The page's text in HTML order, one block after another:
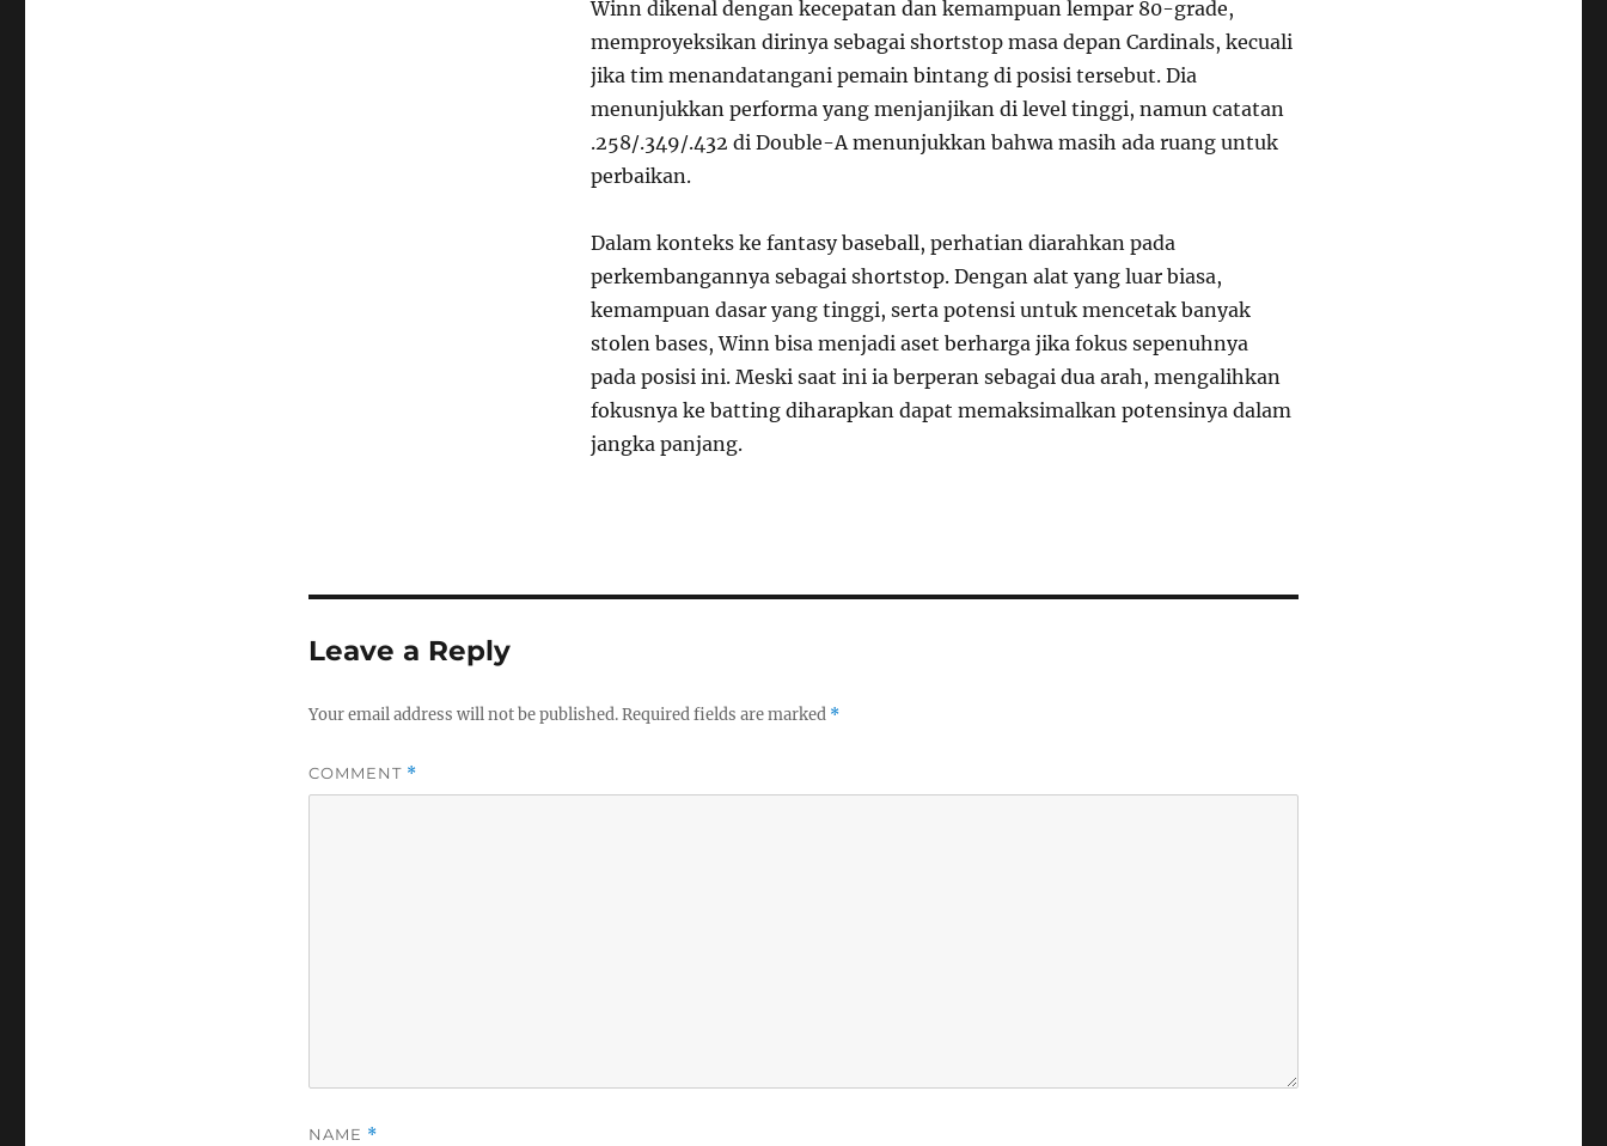
Winn dikenal dengan kecepatan dan kemampuan lempar 80-grade,
memproyeksikan dirinya sebagai shortstop masa depan Cardinals, kecuali
jika tim menandatangani pemain bintang di posisi tersebut. Dia
menunjukkan performa yang menjanjikan di level tinggi, namun catatan
.258/.349/.432 di Double-A menunjukkan bahwa masih ada ruang untuk
perbaikan.
Dalam konteks ke fantasy baseball, perhatian diarahkan pada
perkembangannya sebagai shortstop. Dengan alat yang luar biasa,
kemampuan dasar yang tinggi, serta potensi untuk mencetak banyak
stolen bases, Winn bisa menjadi aset berharga jika fokus sepenuhnya
pada posisi ini. Meski saat ini ia berperan sebagai dua arah, mengalihkan
fokusnya ke batting diharapkan dapat memaksimalkan potensinya dalam
jangka panjang.
Leave a Reply
Your email address will not be published.Required fields are marked *
COMMENT *
NAME *